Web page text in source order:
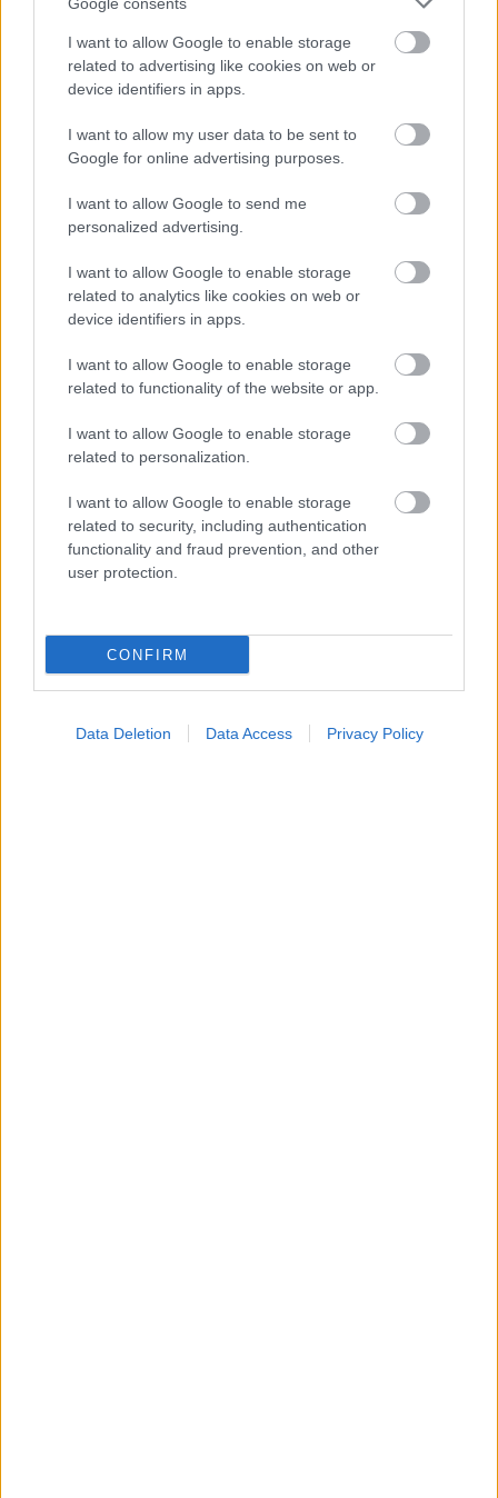
I want to allow Google to enable storage
related to advertising like cookies on web or
device identifiers in apps.
I want to allow my user data to be sent to
Google for online advertising purposes.
I want to allow Google to send me
personalized advertising.
I want to allow Google to enable storage
related to analytics like cookies on web or
device identifiers in apps.
I want to allow Google to enable storage
related to functionality of the website or app.
I want to allow Google to enable storage
related to personalization.
I want to allow Google to enable storage
related to security, including authentication
functionality and fraud prevention, and other
user protection.
CONFIRM
Data Deletion Data Access Privacy Policy